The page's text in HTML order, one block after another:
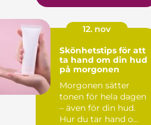
12. nov
Skönhetstips för att
ta hand om din hud
på morgonen
Morgonen sätter
tonen för hela dagen
– även för din hud.
Hur du tar hand o...